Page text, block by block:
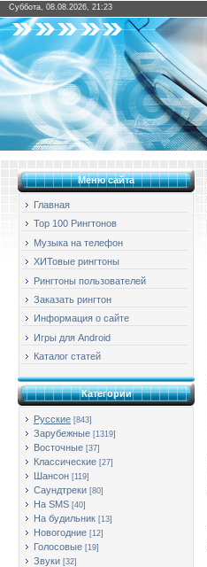
Суббота, 08.08.2026, 21:23
Меню сайта
Главная
Top 100 Рингтонов
Музыка на телефон
ХИТовые рингтоны
Рингтоны пользователей
Заказать рингтон
Информация о сайте
Игры для Android
Каталог статей
Категории
Русские [843]
Зарубежные [1319]
Восточные [37]
Классические [27]
Шансон [119]
Саундтреки [80]
На SMS [40]
На будильник [13]
Новогодние [12]
Голосовые [19]
Звуки [32]